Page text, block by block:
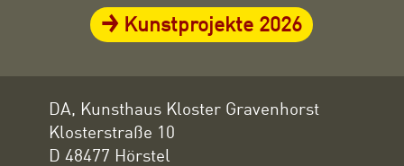
Kunstprojekte 2026
DA, Kunsthaus Kloster Gravenhorst
Klosterstraße 10
D 48477 Hörstel